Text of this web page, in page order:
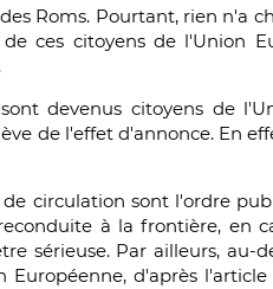
Roms. Pourtant, rien n'a
ces citoyens de l'Union
devenus citoyens de
de l'effet d'annonce. En
circulation sont l'ordre
à la frontière, en
sérieuse. Par ailleurs, au-
d'après l'article